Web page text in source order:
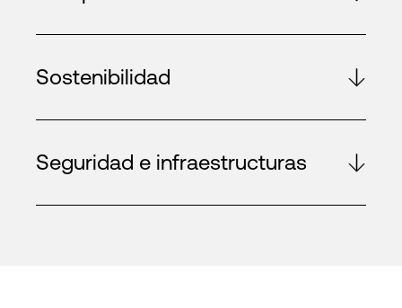
Sostenibilidad
Seguridad e infraestructuras